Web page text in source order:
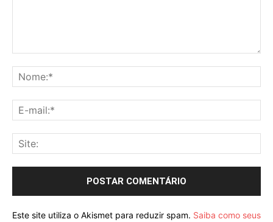
Este site utiliza o Akismet para reduzir spam. Saiba como seus